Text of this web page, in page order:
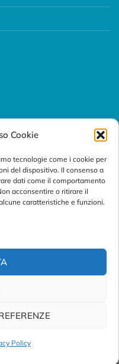
Cookie
tecnologie come i cookie per
del dispositivo. Il consenso a
dati come il comportamento
acconsentire o ritirare il
caratteristiche e funzioni.
Policy
(Italy)
s.r.l.